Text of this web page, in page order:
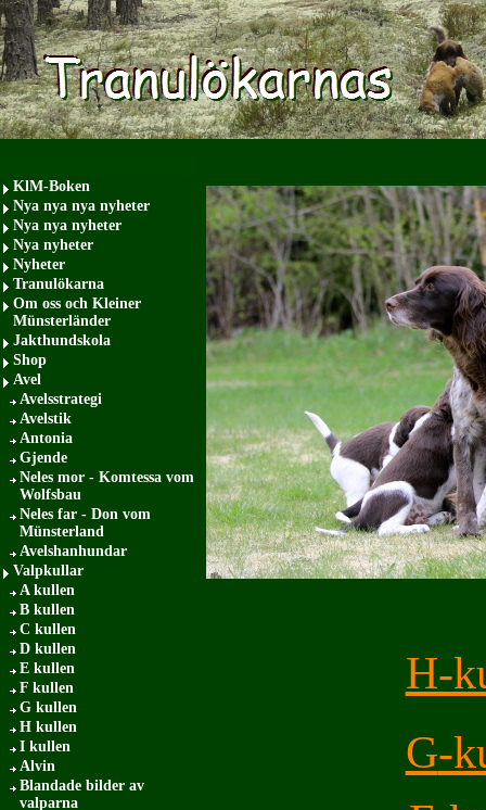
KlM-Boken
Nya nya nya nyheter
Nya nya nyheter
Nya nyheter
Nyheter
Tranulökarna
Om oss och Kleiner
Münsterländer
Jakthundskola
Shop
Avel
Avelsstrategi
Avelstik
Antonia
Gjende
Neles mor - Komtessa vom
Wolfsbau
Neles far - Don vom
Münsterland
Avelshanhundar
Valpkullar
A kullen
B kullen
C kullen
D kullen
E kullen
F kullen
G kullen
H kullen
I kullen
Alvin
Blandade bilder av
valparna
H-
G-